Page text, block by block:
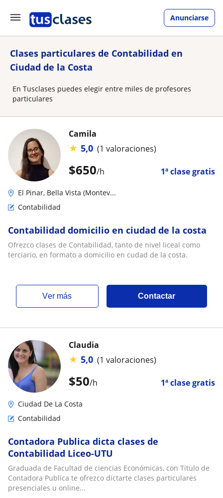
Anunciarse
Clases particulares de Contabilidad en
Ciudad de la Costa
En Tusclases puedes elegir entre miles de profesores
particulares
$650/h 1ª clase gratis
Camila
★ 5,0 (1 valoraciones)
El Pinar, Bella Vista (Montev...
Contabilidad
Contabilidad domicilio en ciudad de la costa
Ofrezco clases de Contabilidad, tanto de nivel liceal como
terciario, en formato a domicilio en cudad de la costa.
ver más Contactar
$50/h 1ª clase gratis
Claudia
★ 5,0 (1 valoraciones)
Ciudad De La Costa
Contabilidad
Contadora Publica dicta clases de
Contabilidad Liceo-UTU
Graduada de Facultad de ciencias Económicas, con Titulo de
Contadora Publica te ofrezco dictarte clases particulares
presenciales u online...